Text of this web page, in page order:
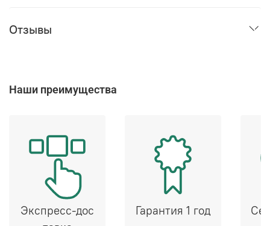
Отзывы
Наши преимущества
Экспресс-дос
Гарантия 1 год